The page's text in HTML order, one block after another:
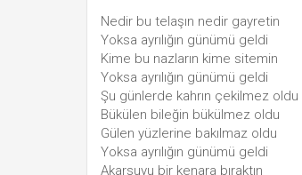
Nedir bu telaşın nedir gayretin
Yoksa ayrılığın günümü geldi
Kime bu nazların kime sitemin
Yoksa ayrılığın günümü geldi
Şu günlerde kahrın çekilmez oldu
Bükülen bileğin bükülmez oldu
Gülen yüzlerine bakılmaz oldu
Yoksa ayrılığın günümü geldi
Akarsuyu bir kenara bıraktın